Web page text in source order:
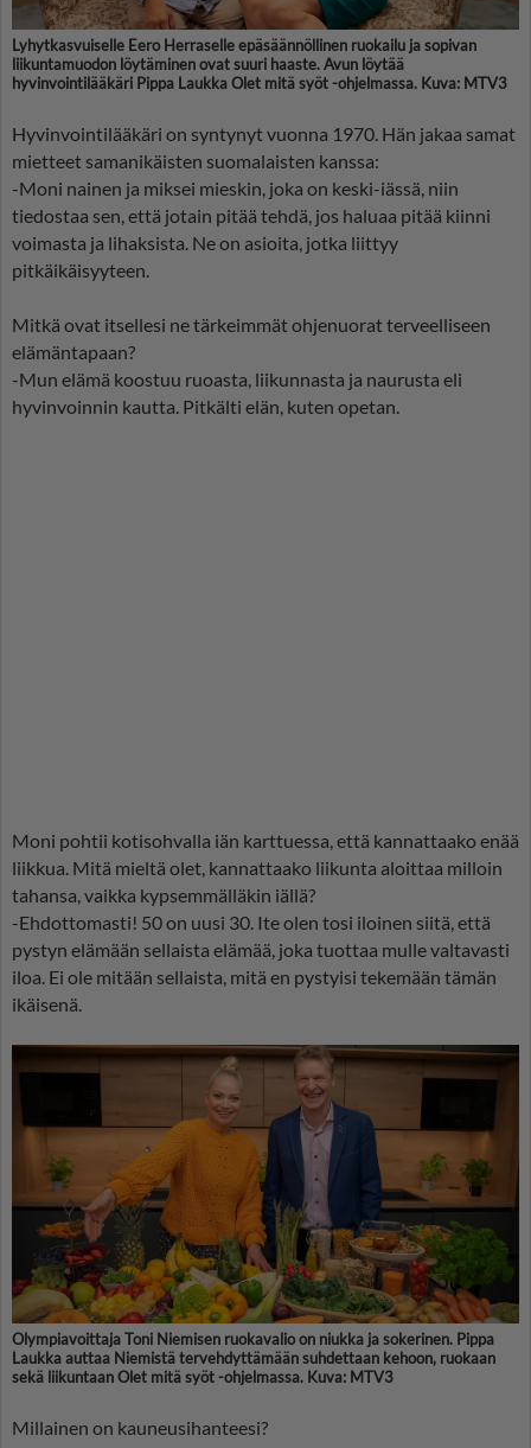
Lyhytkasvuiselle Eero Herraselle epäsäännöllinen ruokailu ja sopivan
liikuntamuodon löytäminen ovat suuri haaste. Avun löytää
hyvinvointilääkäri Pippa Laukka Olet mitä syöt -ohjelmassa. Kuva: MTV3
Hyvinvointilääkäri on syntynyt vuonna 1970. Hän jakaa samat
mietteet samanikäisten suomalaisten kanssa:
-Moni nainen ja miksei mieskin, joka on keski-iässä, niin
tiedostaa sen, että jotain pitää tehdä, jos haluaa pitää kiinni
voimasta ja lihaksista. Ne on asioita, jotka liittyy
pitkäikäisyyteen.
Mitkä ovat itsellesi ne tärkeimmät ohjenuorat terveelliseen
elämäntapaan?
-Mun elämä koostuu ruoasta, liikunnasta ja naurusta eli
hyvinvoinnin kautta. Pitkälti elän, kuten opetan.
Moni pohtii kotisohvalla iän karttuessa, että kannattaako enää
liikkua. Mitä mieltä olet, kannattaako liikunta aloittaa milloin
tahansa, vaikka kypsemmälläkin iällä?
-Ehdottomasti! 50 on uusi 30. Ite olen tosi iloinen siitä, että
pystyn elämään sellaista elämää, joka tuottaa mulle valtavasti
iloa. Ei ole mitään sellaista, mitä en pystyisi tekemään tämän
ikäisenä.
Olympiavoittaja Toni Niemisen ruokavalio on niukka ja sokerinen. Pippa
Laukka auttaa Niemistä tervehdyttämään suhdettaan kehoon, ruokaan
sekä liikuntaan Olet mitä syöt -ohjelmassa. Kuva: MTV3
Millainen on kauneusihanteesi?